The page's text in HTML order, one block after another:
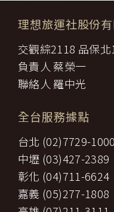
理想旅運社股份
交觀綜2118 品保北
負責人 蔡榮一
聯絡人 羅中光
全台服務據點
台北 (02)7729-1000
中壢 (03)427-2389
彰化 (04)711-6624
嘉義 (05)277-1808